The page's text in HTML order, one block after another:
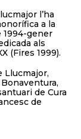
l’ha
a la
1994-gener
als
(Fires 1999).
Llucmajor,
de Cura
de